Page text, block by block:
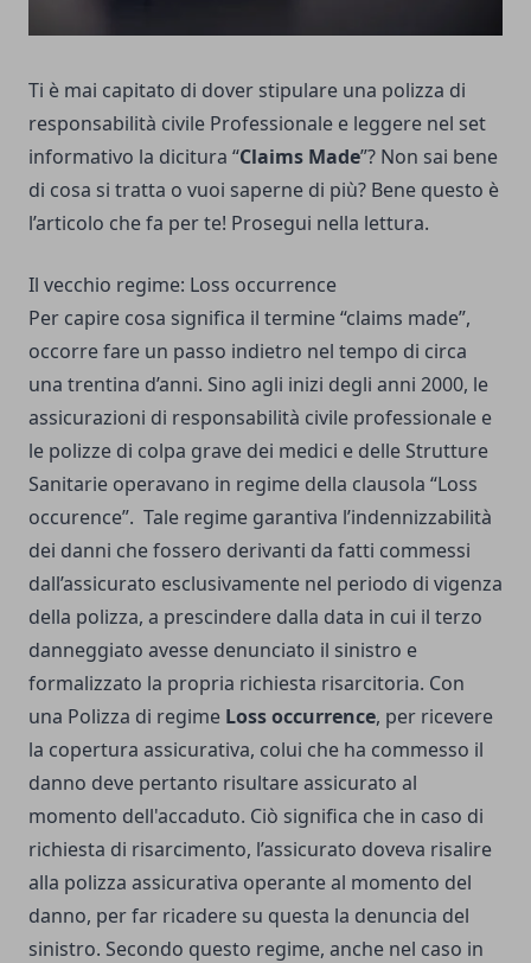
Ti è mai capitato di dover stipulare una polizza di
responsabilità civile Professionale e leggere nel set
informativo la dicitura “Claims Made”? Non sai bene
di cosa si tratta o vuoi saperne di più? Bene questo è
l’articolo che fa per te! Prosegui nella lettura.
Il vecchio regime: Loss occurrence
Per capire cosa significa il termine “claims made”,
occorre fare un passo indietro nel tempo di circa
una trentina d’anni. Sino agli inizi degli anni 2000, le
assicurazioni di responsabilità civile professionale e
le polizze di colpa grave dei medici e delle Strutture
Sanitarie operavano in regime della clausola “Loss
occurence”. Tale regime garantiva l’indennizzabilità
dei danni che fossero derivanti da fatti commessi
dall’assicurato esclusivamente nel periodo di vigenza
della polizza, a prescindere dalla data in cui il terzo
danneggiato avesse denunciato il sinistro e
formalizzato la propria richiesta risarcitoria. Con
una Polizza di regime Loss occurrence, per ricevere
la copertura assicurativa, colui che ha commesso il
danno deve pertanto risultare assicurato al
momento dell'accaduto. Ciò significa che in caso di
richiesta di risarcimento, l’assicurato doveva risalire
alla polizza assicurativa operante al momento del
danno, per far ricadere su questa la denuncia del
sinistro. Secondo questo regime, anche nel caso in